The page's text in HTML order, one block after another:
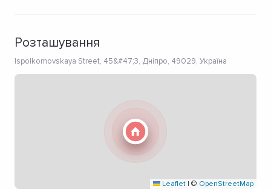
Розташування
Ispolkomovskaya Street, 45&#47;3, Дніпро, 49029, Україна
Leaflet | © OpenStreetMap